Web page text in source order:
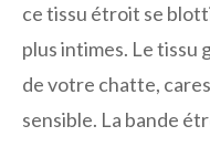
ce tissu étroit se
plus intimes. Le tissu
de votre chatte,
sensible. La bande